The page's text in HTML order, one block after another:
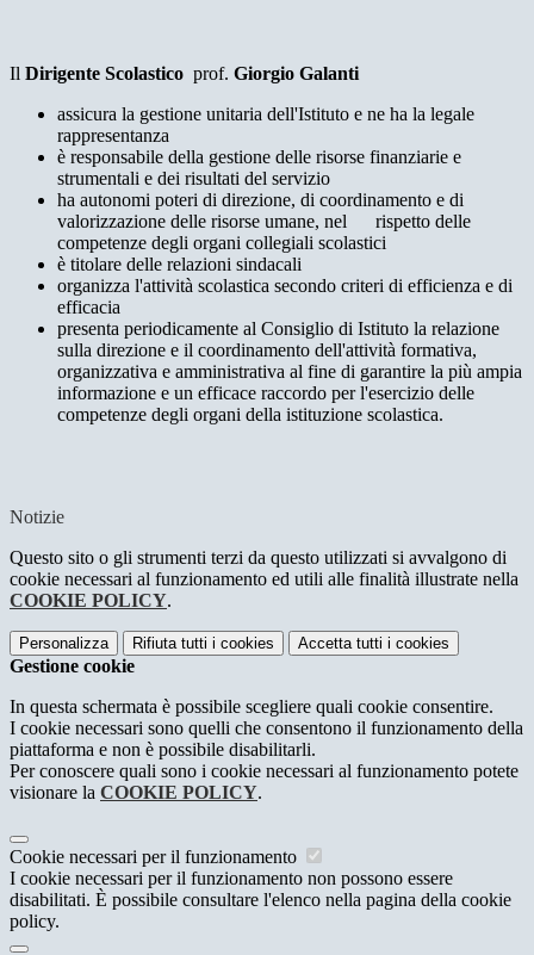
Il Dirigente Scolastico prof. Giorgio Galanti
assicura la gestione unitaria dell'Istituto e ne ha la legale
rappresentanza
è responsabile della gestione delle risorse finanziarie e
strumentali e dei risultati del servizio
ha autonomi poteri di direzione, di coordinamento e di
valorizzazione delle risorse umane, nel rispetto delle
competenze degli organi collegiali scolastici
è titolare delle relazioni sindacali
organizza l'attività scolastica secondo criteri di efficienza e di
efficacia
presenta periodicamente al Consiglio di Istituto la relazione
sulla direzione e il coordinamento dell'attività formativa,
organizzativa e amministrativa al fine di garantire la più ampia
informazione e un efficace raccordo per l'esercizio delle
competenze degli organi della istituzione scolastica.
Notizie
Questo sito o gli strumenti terzi da questo utilizzati si avvalgono di
cookie necessari al funzionamento ed utili alle finalità illustrate nella
COOKIE POLICY.
Personalizza Rifiuta tutti i cookies Accetta tutti i cookies
Gestione cookie
In questa schermata è possibile scegliere quali cookie consentire.
I cookie necessari sono quelli che consentono il funzionamento della
piattaforma e non è possibile disabilitarli.
Per conoscere quali sono i cookie necessari al funzionamento potete
visionare la COOKIE POLICY.
Cookie necessari per il funzionamento
I cookie necessari per il funzionamento non possono essere
disabilitati. È possibile consultare l'elenco nella pagina della cookie
policy.